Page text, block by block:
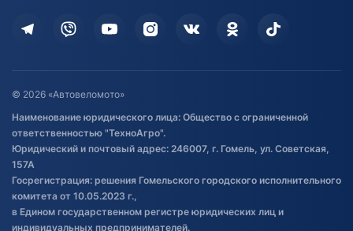
Дополнительные услуги
Оставить отзыв
Договор публичной оферты
Обработка файлов cookie
Постановка транспорта на учет
Обновления в ЭПТС 2024
© 2026 «Автовеломото»
Наименование юридического лица: Общество с ограниченной
ответственностью "ТехноАгро".
Юридический и почтовый адрес: 246007, г. Гомель, ул. Советская,
157А
Госрегистрация: решения Гомельского городского исполнительного
комитета от 10.05.2023 г.,
в Едином государственном регистре юридических лиц и
индивидуальных предпринимателей.